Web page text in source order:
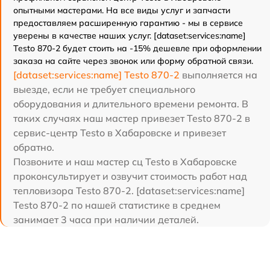
опытными мастерами. На все виды услуг и запчасти
предоставляем расширенную гарантию - мы в сервисе
уверены в качестве наших услуг. [dataset:services:name]
Testo 870-2 будет стоить на -15% дешевле при оформлении
заказа на сайте через звонок или форму обратной связи.
[dataset:services:name] Testo 870-2 выполняется на
выезде, если не требует специального
оборудования и длительного времени ремонта. В
таких случаях наш мастер привезет Testo 870-2 в
сервис-центр Testo в Хабаровске и привезет
обратно.
Позвоните и наш мастер сц Testo в Хабаровске
проконсультирует и озвучит стоимость работ над
тепловизора Testo 870-2. [dataset:services:name]
Testo 870-2 по нашей статистике в среднем
занимает 3 часа при наличии деталей.